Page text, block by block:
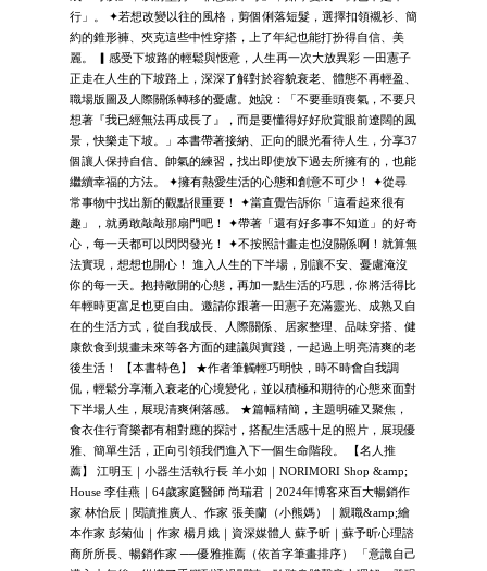
行」。 ✦若想改變以往的風格，剪個俐落短髮，選擇扣領襯衫、簡
約的錐形褲、夾克這些中性穿搭，上了年紀也能打扮得自信、美
麗。 ▎感受下坡路的輕鬆與愜意，人生再一次大放異彩 一田憲子
正走在人生的下坡路上，深深了解對於容貌衰老、體態不再輕盈、
職場版圖及人際關係轉移的憂慮。她說：「不要垂頭喪氣，不要只
想著『我已經無法再成長了』，而是要懂得好好欣賞眼前遼闊的風
景，快樂走下坡。」本書帶著接納、正向的眼光看待人生，分享37
個讓人保持自信、帥氣的練習，找出即使放下過去所擁有的，也能
繼續幸福的方法。 ✦擁有熱愛生活的心態和創意不可少！ ✦從尋
常事物中找出新的觀點很重要！ ✦當直覺告訴你「這看起來很有
趣」，就勇敢敲敲那扇門吧！ ✦帶著「還有好多事不知道」的好奇
心，每一天都可以閃閃發光！ ✦不按照計畫走也沒關係啊！就算無
法實現，想想也開心！ 進入人生的下半場，別讓不安、憂慮淹沒
你的每一天。抱持敞開的心態，再加一點生活的巧思，你將活得比
年輕時更富足也更自由。邀請你跟著一田憲子充滿靈光、成熟又自
在的生活方式，從自我成長、人際關係、居家整理、品味穿搭、健
康飲食到規畫未來等各方面的建議與實踐，一起過上明亮清爽的老
後生活！ 【本書特色】 ★作者筆觸輕巧明快，時不時會自我調
侃，輕鬆分享漸入衰老的心境變化，並以積極和期待的心態來面對
下半場人生，展現清爽俐落感。 ★篇幅精簡，主題明確又聚焦，
食衣住行育樂都有相對應的探討，搭配生活感十足的照片，展現優
雅、簡單生活，正向引領我們進入下一個生命階段。 【名人推
薦】 江明玉｜小器生活執行長 羊小如｜NORIMORI Shop &amp;
House 李佳燕｜64歲家庭醫師 尚瑞君｜2024年博客來百大暢銷作
家 林怡辰｜閱讀推廣人、作家 張美蘭（小熊媽）｜親職&amp;繪
本作家 彭菊仙｜作家 楊月娥｜資深媒體人 蘇予昕｜蘇予昕心理諮
商所所長、暢銷作家 ──優雅推薦（依首字筆畫排序） 「意識自己